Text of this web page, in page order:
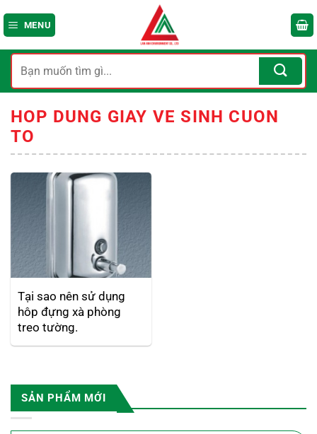
qua MENU
Tìm
kiếm:
SẢN PHẨM MỚI
HOP DUNG GIAY VE SINH CUON
TO
Tại sao nên sử dụng
hôp đựng xà phòng
treo tường.